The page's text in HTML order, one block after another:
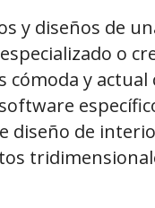
y diseños de
o
y actual
diseño de